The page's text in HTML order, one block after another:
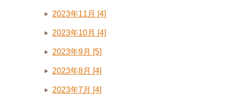
2023年11月 [4]
2023年10月 [4]
2023年9月 [5]
2023年8月 [4]
2023年7月 [4]